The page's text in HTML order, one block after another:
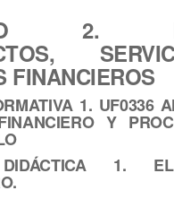
2.
FINANCIEROS
1. UF0336
Y
1.